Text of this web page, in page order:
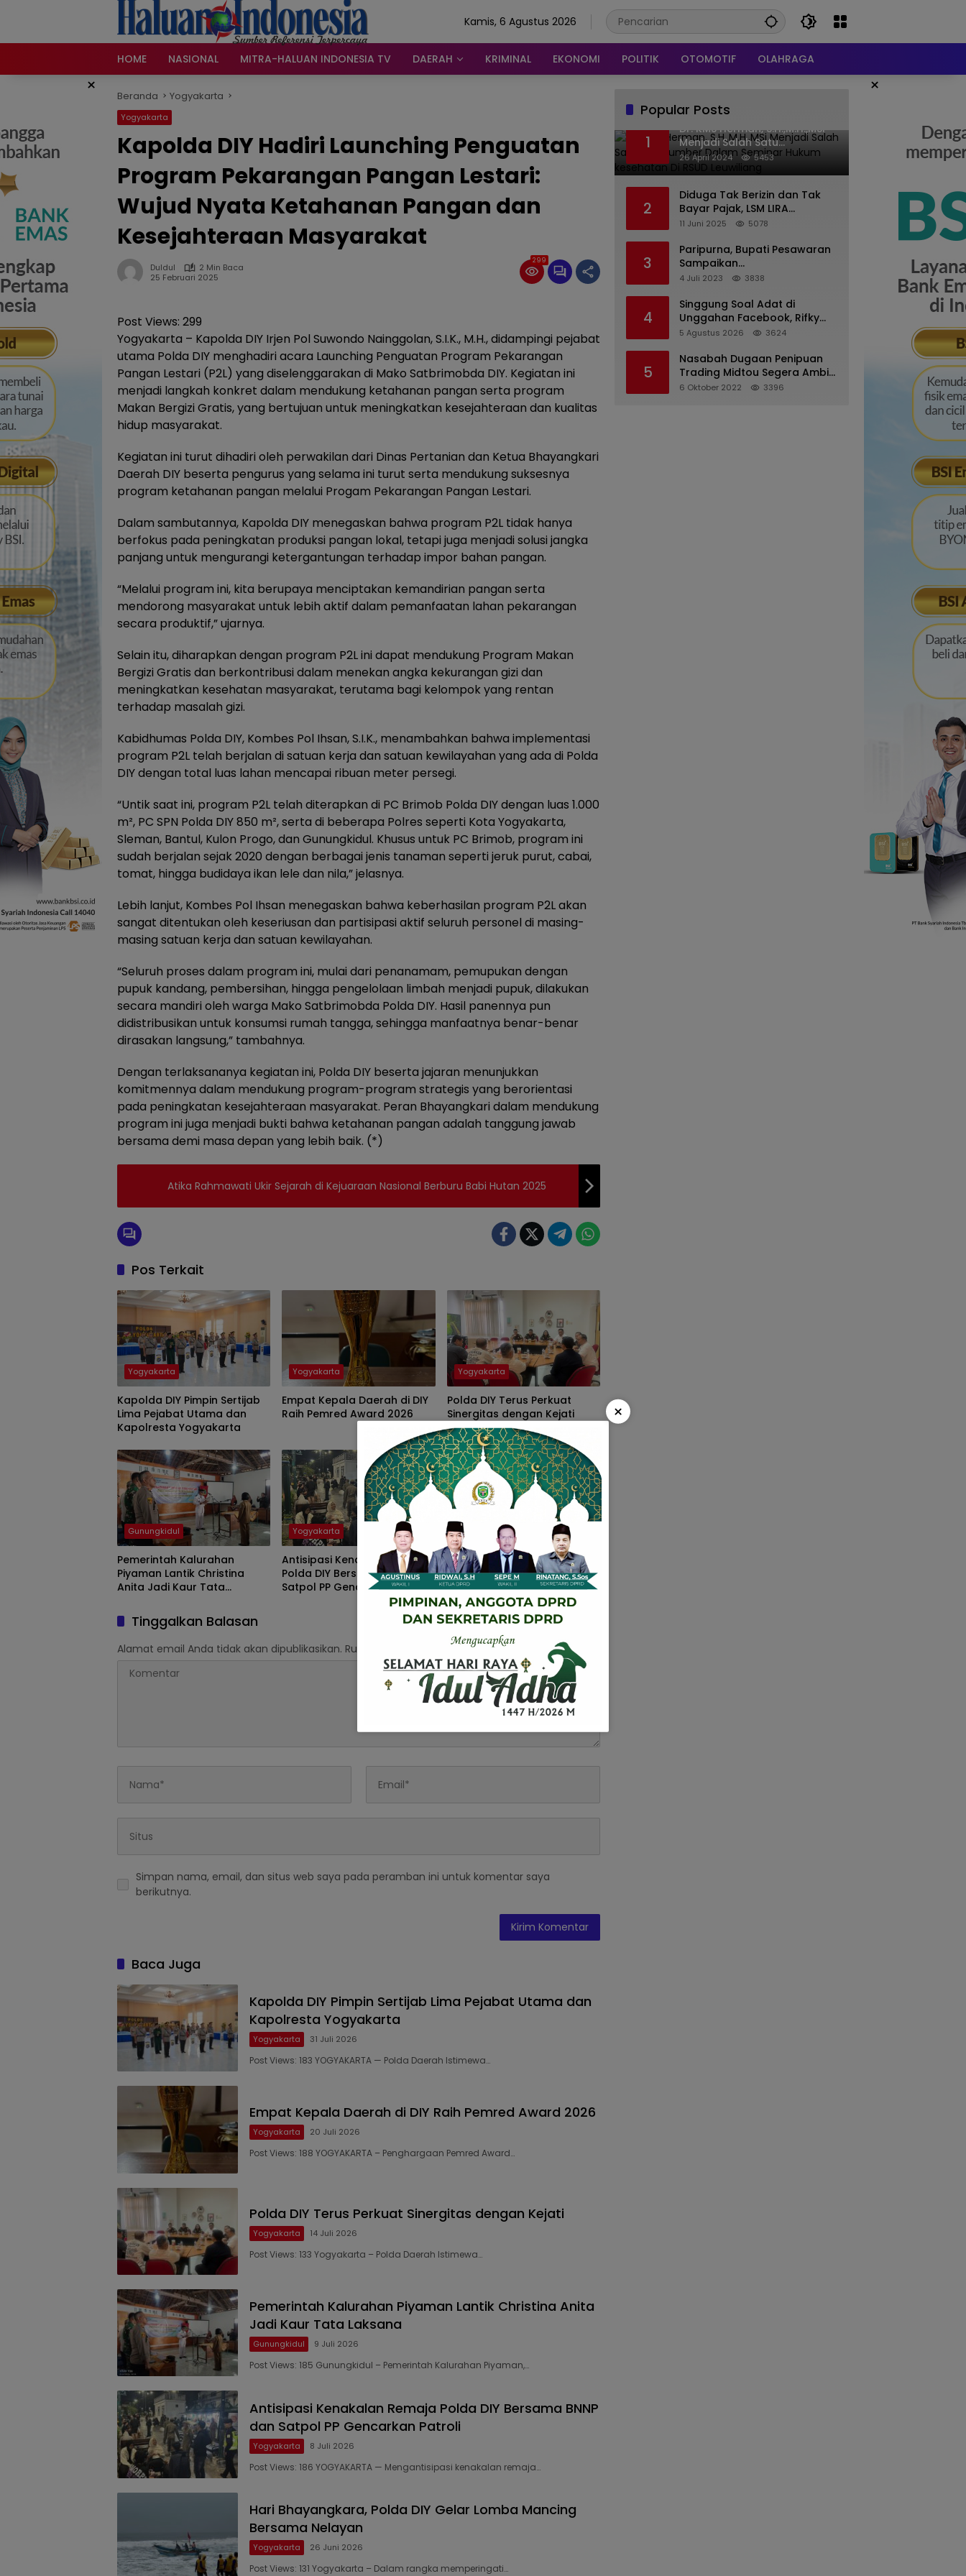
Kamis, 6 Agustus 2026
HOME NASIONAL MITRA-HALUAN INDONESIA TV DAERAH KRIMINAL EKONOMI POLITIK OTOMOTIF OLAHRAGA
× ×
Beranda Yogyakarta
Yogyakarta
Kapolda DIY Hadiri Launching Penguatan
Program Pekarangan Pangan Lestari:
Wujud Nyata Ketahanan Pangan dan
Kesejahteraan Masyarakat
Duldul
2 Min Baca
25 Februari 2025
299
Post Views: 299
Yogyakarta – Kapolda DIY Irjen Pol Suwondo Nainggolan, S.I.K., M.H., didampingi pejabat
utama Polda DIY menghadiri acara Launching Penguatan Program Pekarangan
Pangan Lestari (P2L) yang diselenggarakan di Mako Satbrimobda DIY. Kegiatan ini
menjadi langkah konkret dalam mendukung ketahanan pangan serta program
Makan Bergizi Gratis, yang bertujuan untuk meningkatkan kesejahteraan dan kualitas
hidup masyarakat.
Kegiatan ini turut dihadiri oleh perwakilan dari Dinas Pertanian dan Ketua Bhayangkari
Daerah DIY beserta pengurus yang selama ini turut serta mendukung suksesnya
program ketahanan pangan melalui Progam Pekarangan Pangan Lestari.
Dalam sambutannya, Kapolda DIY menegaskan bahwa program P2L tidak hanya
berfokus pada peningkatan produksi pangan lokal, tetapi juga menjadi solusi jangka
panjang untuk mengurangi ketergantungan terhadap impor bahan pangan.
“Melalui program ini, kita berupaya menciptakan kemandirian pangan serta
mendorong masyarakat untuk lebih aktif dalam pemanfaatan lahan pekarangan
secara produktif,” ujarnya.
Selain itu, diharapkan dengan program P2L ini dapat mendukung Program Makan
Bergizi Gratis dan berkontribusi dalam menekan angka kekurangan gizi dan
meningkatkan kesehatan masyarakat, terutama bagi kelompok yang rentan
terhadap masalah gizi.
Kabidhumas Polda DIY, Kombes Pol Ihsan, S.I.K., menambahkan bahwa implementasi
program P2L telah berjalan di satuan kerja dan satuan kewilayahan yang ada di Polda
DIY dengan total luas lahan mencapai ribuan meter persegi.
“Untik saat ini, program P2L telah diterapkan di PC Brimob Polda DIY dengan luas 1.000
m², PC SPN Polda DIY 850 m², serta di beberapa Polres seperti Kota Yogyakarta,
Sleman, Bantul, Kulon Progo, dan Gunungkidul. Khusus untuk PC Brimob, program ini
sudah berjalan sejak 2020 dengan berbagai jenis tanaman seperti jeruk purut, cabai,
tomat, hingga budidaya ikan lele dan nila,” jelasnya.
Lebih lanjut, Kombes Pol Ihsan menegaskan bahwa keberhasilan program P2L akan
sangat ditentukan oleh keseriusan dan partisipasi aktif seluruh personel di masing-
masing satuan kerja dan satuan kewilayahan.
“Seluruh proses dalam program ini, mulai dari penanamam, pemupukan dengan
pupuk kandang, pembersihan, hingga pengelolaan limbah menjadi pupuk, dilakukan
secara mandiri oleh warga Mako Satbrimobda Polda DIY. Hasil panennya pun
didistribusikan untuk konsumsi rumah tangga, sehingga manfaatnya benar-benar
dirasakan langsung,” tambahnya.
Dengan terlaksananya kegiatan ini, Polda DIY beserta jajaran menunjukkan
komitmennya dalam mendukung program-program strategis yang berorientasi
pada peningkatan kesejahteraan masyarakat. Peran Bhayangkari dalam mendukung
program ini juga menjadi bukti bahwa ketahanan pangan adalah tanggung jawab
bersama demi masa depan yang lebih baik. (*)
Atika Rahmawati Ukir Sejarah di Kejuaraan Nasional Berburu Babi Hutan 2025
Pos Terkait
Yogyakarta
Kapolda DIY Pimpin Sertijab
Lima Pejabat Utama dan
Kapolresta Yogyakarta
Yogyakarta
Empat Kepala Daerah di DIY
Raih Pemred Award 2026
Yogyakarta
Polda DIY Terus Perkuat
Sinergitas dengan Kejati
Gunungkidul
Pemerintah Kalurahan
Piyaman Lantik Christina
Anita Jadi Kaur Tata
Yogyakarta
Antisipasi Kenakalan Remaja
Polda DIY Bersama BNNP dan
Satpol PP Gencarkan Patroli
Yogyakarta
Hari Bhayangkara, Polda DIY
Gelar Lomba Mancing
Bersama Nelayan
Tinggalkan Balasan
Alamat email Anda tidak akan dipublikasikan. Ruas yang wajib ditandai*
Simpan nama, email, dan situs web saya pada peramban ini untuk komentar saya
berikutnya.
Baca Juga
Kapolda DIY Pimpin Sertijab Lima Pejabat Utama dan
Kapolresta Yogyakarta
Yogyakarta 31 Juli 2026
Post Views: 183 YOGYAKARTA — Polda Daerah Istimewa…
Empat Kepala Daerah di DIY Raih Pemred Award 2026
Yogyakarta 20 Juli 2026
Post Views: 188 YOGYAKARTA – Penghargaan Pemred Award…
Polda DIY Terus Perkuat Sinergitas dengan Kejati
Yogyakarta 14 Juli 2026
Post Views: 133 Yogyakarta – Polda Daerah Istimewa…
Pemerintah Kalurahan Piyaman Lantik Christina Anita
Jadi Kaur Tata Laksana
Gunungkidul 9 Juli 2026
Post Views: 185 Gunungkidul – Pemerintah Kalurahan Piyaman,…
Antisipasi Kenakalan Remaja Polda DIY Bersama BNNP
dan Satpol PP Gencarkan Patroli
Yogyakarta 8 Juli 2026
Post Views: 186 YOGYAKARTA — Mengantisipasi kenakalan remaja…
Hari Bhayangkara, Polda DIY Gelar Lomba Mancing
Bersama Nelayan
Yogyakarta 26 Juni 2026
Post Views: 131 Yogyakarta – Dalam rangka memperingati…
Popular Posts
1
Dr. KMS Herman, S.H.,M.H.,MSi
Menjadi Salah Satu
Narasumber Dalam Seminar
Hukum kesehatan Di RSUD
26 April 2024 5453
2
Diduga Tak Berizin dan Tak
Bayar Pajak, LSM LIRA
Laporkan Santerra de
Batu
11 Juni 2025 5078
3
Paripurna, Bupati Pesawaran
Sampaikan
Pertanggungjawaban
4 Juli 2023 3838
4
Singgung Soal Adat di
Unggahan Facebook, Rifky
Desriana Minta Maaf ke PDA
5 Agustus 2026 3624
5
Nasabah Dugaan Penipuan
Trading Midtou Segera Ambil
Langkah Hukum
6 Oktober 2022 3396
×